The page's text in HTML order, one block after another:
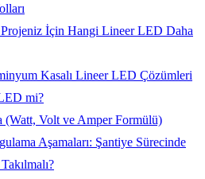
Projeniz İçin Hangi Lineer LED Daha
Kasalı Lineer LED Çözümleri
mi?
(Watt, Volt ve Amper Formülü)
Aşamaları: Şantiye Sürecinde